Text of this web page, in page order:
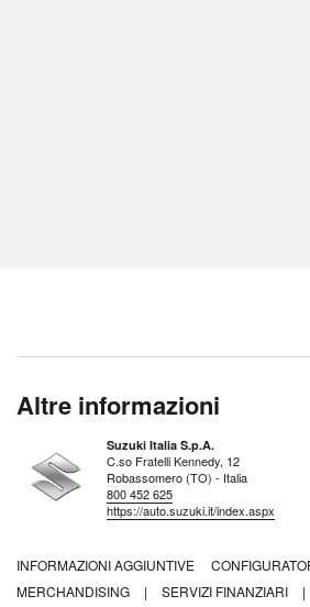
Altre informazioni
Suzuki Italia S.p.A.
C.so Fratelli Kennedy, 12
Robassomero (TO) - Italia
800 452 625
https://auto.suzuki.it/index.aspx
INFORMAZIONI AGGIUNTIVE
MERCHANDISING
| SERVIZI FINANZIARI |